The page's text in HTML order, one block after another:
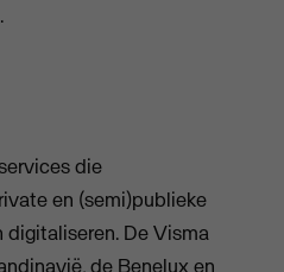
die
en (semi)publieke
De Visma
de Benelux en